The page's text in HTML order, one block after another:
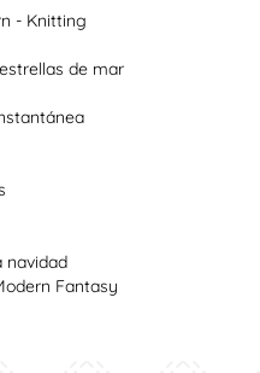
- Knitting
de mar
navidad
Fantasy